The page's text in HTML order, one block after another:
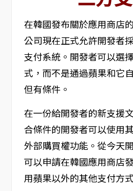
在韓國發布關於應用商店
公司現在正式允許開發者
支付系統。開發者可以選
式，而不是通過蘋果和它
但有條件。
在一份給開發者的新支援
合條件的開發者可以使用
外部購買權功能。從今天
可以申請在韓國應用商店
用蘋果以外的其他支付方